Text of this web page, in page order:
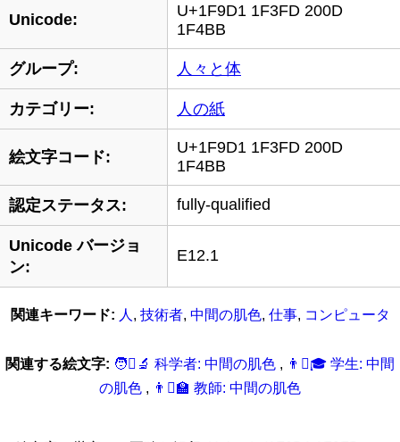
Unicode:
U+1F9D1 1F3FD 200D
1F4BB
グループ: 人々と体
カテゴリー: 人の紙
絵文字コード:
U+1F9D1 1F3FD 200D
1F4BB
認定ステータス: fully-qualified
Unicode バージョ
ン:
E12.1
関連キーワード: 人 , 技術者, 中間の肌色, 仕事, コンピュータ
関連する絵文字: 🧑‍🏽‍‍‍🔬 科学者: 中間の肌色 , 👨‍🏽‍‍‍🎓 学生: 中間
の肌色 , 👨‍🏽‍‍‍🏫 教師: 中間の肌色